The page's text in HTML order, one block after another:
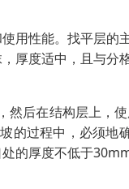
用性能。找平层的
厚度适中，且与分
然后在结构层上，
的过程中，必须地
的厚度不低于